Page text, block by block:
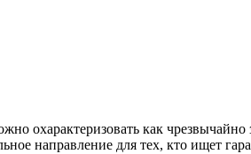
охарактеризовать как
направление для тех, кто ищет